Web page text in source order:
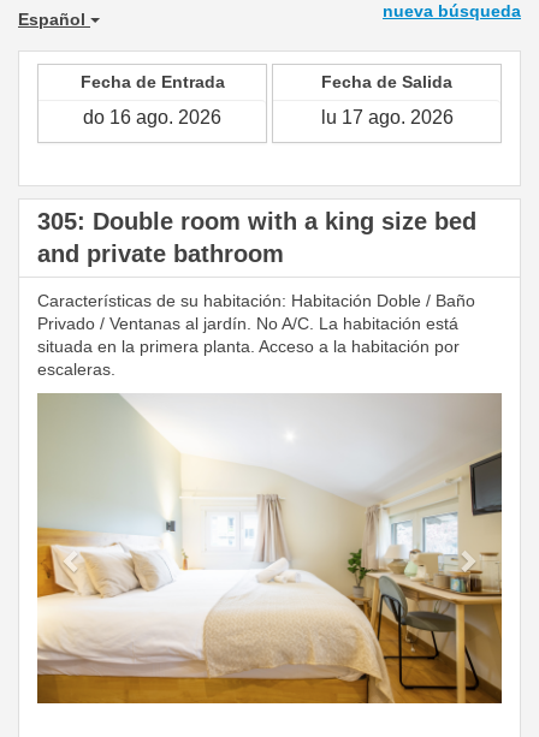
Español nueva búsqueda
Fecha de Entrada Fecha de Salida
305: Double room with a king size bed
and private bathroom
Características de su habitación: Habitación Doble / Baño
Privado / Ventanas al jardín. No A/C. La habitación está
situada en la primera planta. Acceso a la habitación por
escaleras.
Previous